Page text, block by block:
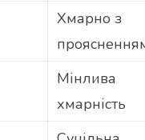
Хмарно з
Мінлива
хмарність